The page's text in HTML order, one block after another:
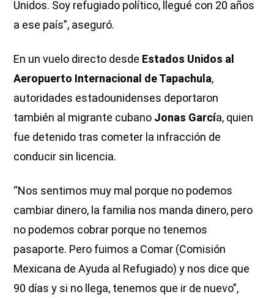
Unidos. Soy refugiado político, llegué con 20 años
a ese país”, aseguró.
En un vuelo directo desde Estados Unidos al
Aeropuerto Internacional de Tapachula,
autoridades estadounidenses deportaron
también al migrante cubano Jonas García, quien
fue detenido tras cometer la infracción de
conducir sin licencia.
“Nos sentimos muy mal porque no podemos
cambiar dinero, la familia nos manda dinero, pero
no podemos cobrar porque no tenemos
pasaporte. Pero fuimos a Comar (Comisión
Mexicana de Ayuda al Refugiado) y nos dice que
90 días y si no llega, tenemos que ir de nuevo”,